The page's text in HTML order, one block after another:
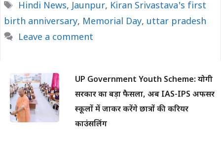
Tags
Hindi News,Jaunpur, Kiran Srivastava's first
birth anniversary, Memorial Day, uttar pradesh
Leave a comment
UP Government Youth Scheme: योगी
सरकार का बड़ा फैसला, अब IAS-IPS अफसर
स्कूलों में जाकर करेंगे छात्रों की करियर
काउंसलिंग